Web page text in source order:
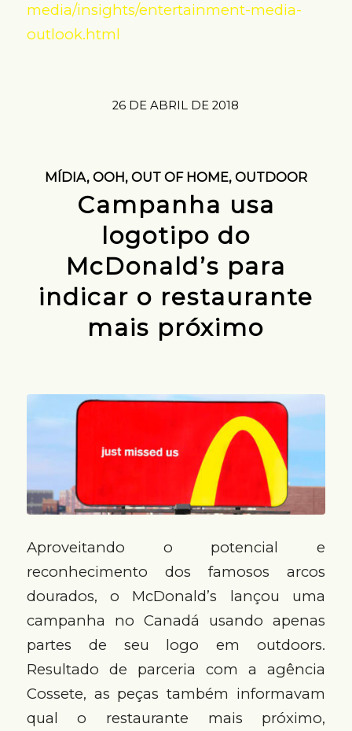
media/insights/entertainment-media-
outlook.html
26 DE ABRIL DE 2018
MÍDIA, OOH, OUT OF HOME, OUTDOOR
Campanha usa
logotipo do
McDonald’s para
indicar o restaurante
mais próximo
Aproveitando o potencial e
reconhecimento dos famosos arcos
dourados, o McDonald’s lançou uma
campanha no Canadá usando apenas
partes de seu logo em outdoors.
Resultado de parceria com a agência
Cossete, as peças também informavam
qual o restaurante mais próximo,